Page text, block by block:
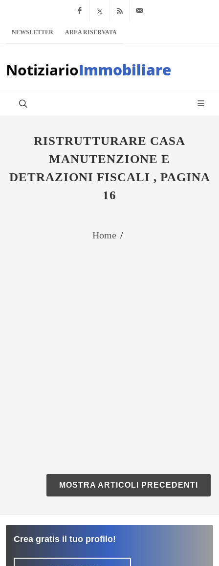
Facebook
x.com Feed RSS
NEWSLETTER AREA RISERVATA
NotiziarioImmobiliare
RISTRUTTURARE CASA
MANUTENZIONE E
DETRAZIONI FISCALI , PAGINA
16
Home /
MOSTRA ARTICOLI PRECEDENTI
Crea gratis il tuo profilo!